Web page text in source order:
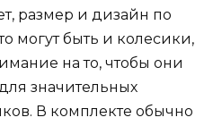
размер и дизайн по
могут быть и колесики,
на то, чтобы они
значительных
В комплекте обычно